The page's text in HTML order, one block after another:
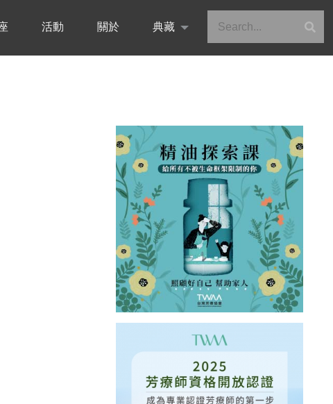
活動 關於 典藏